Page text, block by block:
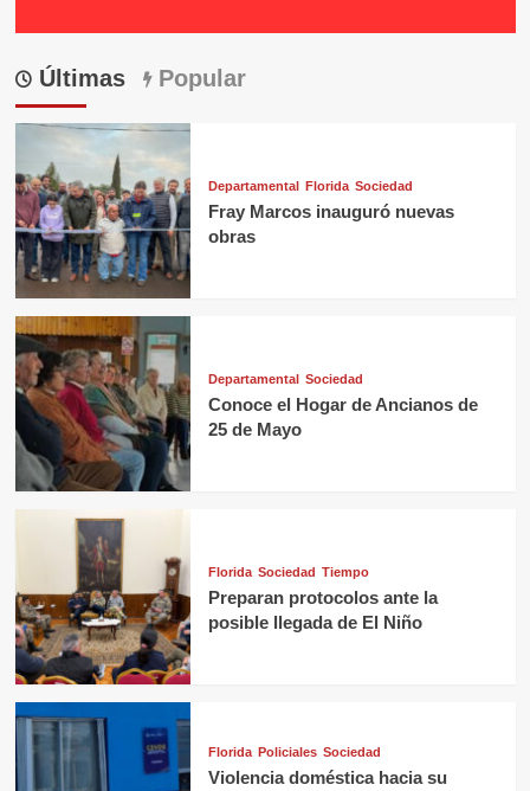
Últimas Popular
Departamental Florida Sociedad
Fray Marcos inauguró nuevas
obras
Departamental Sociedad
Conoce el Hogar de Ancianos de
25 de Mayo
Florida Sociedad Tiempo
Preparan protocolos ante la
posible llegada de El Niño
Florida Policiales Sociedad
Violencia doméstica hacia su